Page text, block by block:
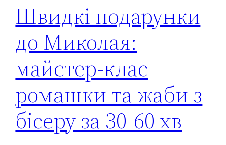
Швидкі подарунки
до Миколая:
майстер‑клас
ромашки та жаби з
бісеру за 30-60 хв